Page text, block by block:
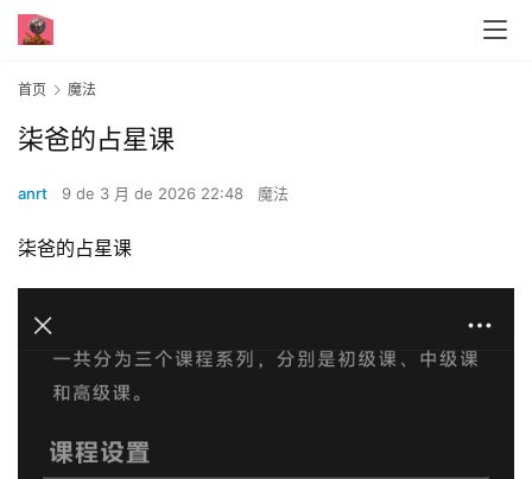
首页 魔法
柒爸的占星课
anrt 9 de 3 月 de 2026 22:48 魔法
柒爸的占星课